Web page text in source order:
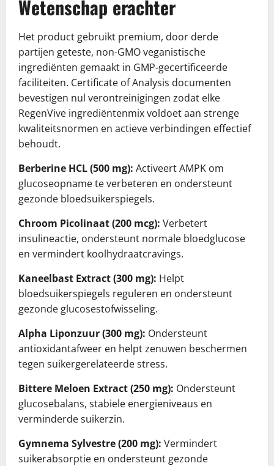
Wetenschap erachter
Het product gebruikt premium, door derde
partijen geteste, non-GMO veganistische
ingrediënten gemaakt in GMP-gecertificeerde
faciliteiten. Certificate of Analysis documenten
bevestigen nul verontreinigingen zodat elke
RegenVive ingrediëntenmix voldoet aan strenge
kwaliteitsnormen en actieve verbindingen effectief
behoudt.
Berberine HCL (500 mg): Activeert AMPK om
glucoseopname te verbeteren en ondersteunt
gezonde bloedsuikerspiegels.
Chroom Picolinaat (200 mcg): Verbetert
insulineactie, ondersteunt normale bloedglucose
en vermindert koolhydraatcravings.
Kaneelbast Extract (300 mg): Helpt
bloedsuikerspiegels reguleren en ondersteunt
gezonde glucosestofwisseling.
Alpha Liponzuur (300 mg): Ondersteunt
antioxidantafweer en helpt zenuwen beschermen
tegen suikergerelateerde stress.
Bittere Meloen Extract (250 mg): Ondersteunt
glucosebalans, stabiele energieniveaus en
verminderde suikerzin.
Gymnema Sylvestre (200 mg): Vermindert
suikerabsorptie en ondersteunt gezonde